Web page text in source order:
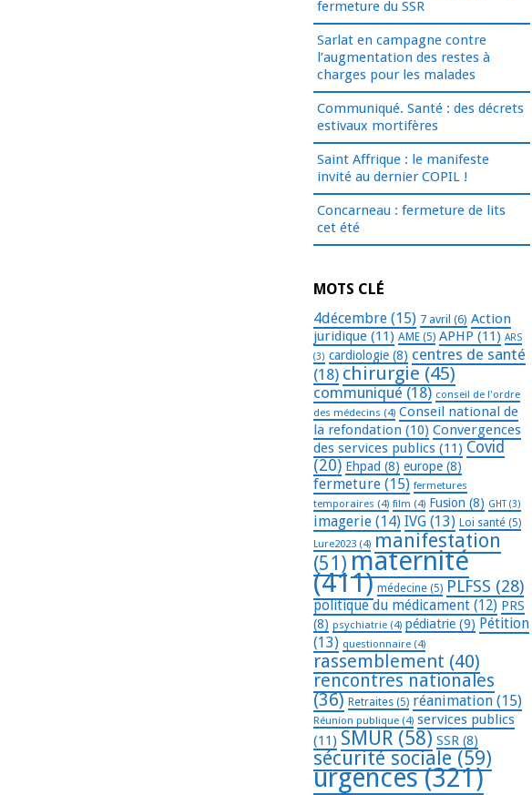
fermeture du SSR
Sarlat en campagne contre
l’augmentation des restes à
charges pour les malades
Communiqué. Santé : des décrets
estivaux mortifères
Saint Affrique : le manifeste
invité au dernier COPIL !
Concarneau : fermeture de lits
cet été
MOTS CLÉ
4décembre (15) 7 avril (6) Action
juridique (11) AME (5) APHP (11) ARS
(3) cardiologie (8) centres de santé
(18) chirurgie (45)
communiqué (18) conseil de l'ordre
des médecins (4) Conseil national de
la refondation (10) Convergences
des services publics (11) Covid
(20) Ehpad (8) europe (8)
fermeture (15) fermetures
temporaires (4) film (4) Fusion (8) GHT(3)
imagerie (14) IVG (13) Loi santé (5)
Lure2023 (4) manifestation
(51) maternité
(411) médecine (5) PLFSS (28)
politique du médicament (12) PRS
(8) psychiatrie (4) pédiatrie (9) Pétition
(13) questionnaire (4)
rassemblement (40)
rencontres nationales
(36) Retraites (5) réanimation (15)
Réunion publique (4) services publics
(11) SMUR (58) SSR (8)
sécurité sociale (59)
urgences(321)